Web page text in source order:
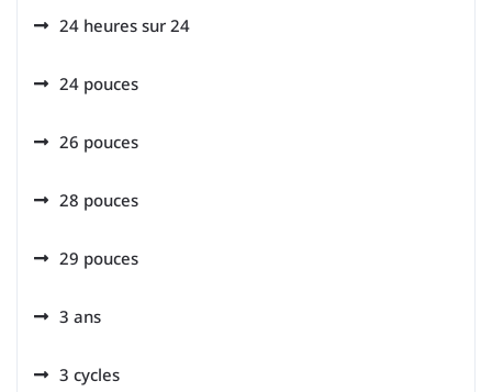
24 heures sur 24
24 pouces
26 pouces
28 pouces
29 pouces
3 ans
3 cycles